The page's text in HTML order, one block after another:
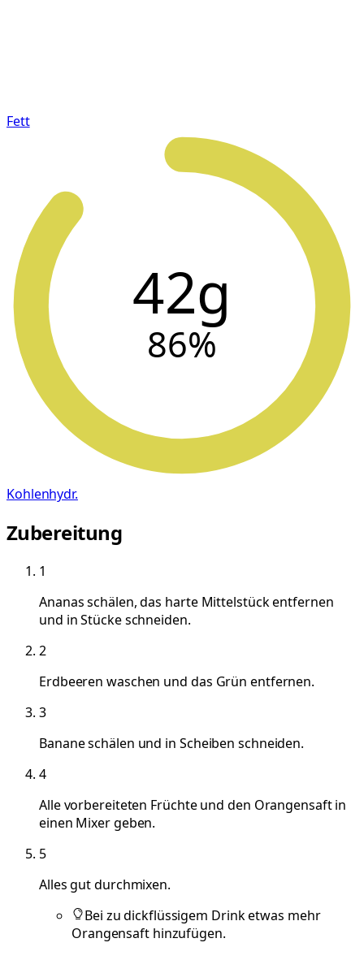
Fett
42g
86%
Kohlenhydr.
Zubereitung
1
Ananas schälen, das harte Mittelstück entfernen
und in Stücke schneiden.
2
Erdbeeren waschen und das Grün entfernen.
3
Banane schälen und in Scheiben schneiden.
4
Alle vorbereiteten Früchte und den Orangensaft in
einen Mixer geben.
5
Alles gut durchmixen.
Bei zu dickflüssigem Drink etwas mehr
Orangensaft hinzufügen.